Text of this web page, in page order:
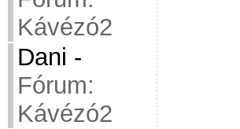
Kávézó2
Dani -
Fórum:
Kávézó2